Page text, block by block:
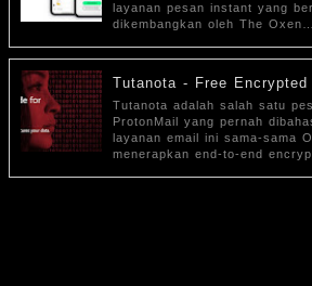
layanan pesan instant yang
dikembangkan oleh The Oxen…
Tutanota - Free Encrypted
Tutanota adalah salah satu
ProtonMail yang pernah
layanan email ini sama-sama
menerapkan end-to-end